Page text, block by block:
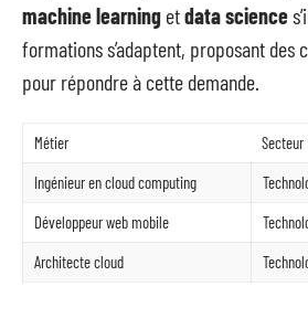
machine learning etdata science
formations s’adaptent, proposant des
pour répondre à cette demande.
Métier Secteur
Ingénieur en cloud computing
Développeur web mobile
Architecte cloud